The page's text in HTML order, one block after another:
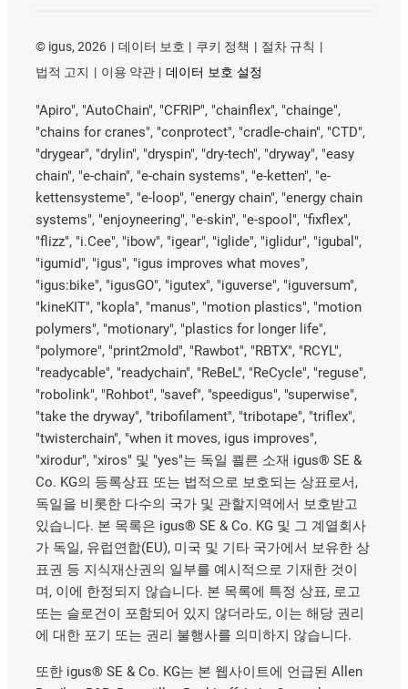
© igus, 2026 데이터 보호 쿠키 정책
절차 규칙
법적 고지
이용 약관 데이터 보호 설정
"Apiro", "AutoChain", "CFRIP", "chainflex", "chainge",
"chains for cranes", "conprotect", "cradle-chain", "CTD",
"drygear", "drylin", "dryspin", "dry-tech", "dryway", "easy
chain", "e-chain", "e-chain systems", "e-ketten", "e-
kettensysteme", "e-loop", "energy chain", "energy chain
systems", "enjoyneering", "e-skin", "e-spool", "fixflex",
"flizz", "i.Cee", "ibow", "igear", "iglide", "iglidur", "igubal",
"igumid", "igus", "igus improves what moves",
"igus:bike", "igusGO", "igutex", "iguverse", "iguversum",
"kineKIT", "kopla", "manus", "motion plastics", "motion
polymers", "motionary", "plastics for longer life",
"polymore", "print2mold", "Rawbot", "RBTX", "RCYL",
"readycable", "readychain", "ReBeL", "ReCycle", "reguse",
"robolink", "Rohbot", "savef", "speedigus", "superwise",
"take the dryway", "tribofilament", "tribotape", "triflex",
"twisterchain", "when it moves, igus improves",
"xirodur", "xiros" 및 "yes"는 독일 쾰른 소재 igus® SE &
Co. KG의 등록상표 또는 법적으로 보호되는 상표로서,
독일을 비롯한 다수의 국가 및 관할지역에서 보호받고
있습니다. 본 목록은 igus® SE & Co. KG 및 그 계열회사
가 독일, 유럽연합(EU), 미국 및 기타 국가에서 보유한 상
표권 등 지식재산권의 일부를 예시적으로 기재한 것이
며, 이에 한정되지 않습니다. 본 목록에 특정 상표, 로고
또는 슬로건이 포함되어 있지 않더라도, 이는 해당 권리
에 대한 포기 또는 권리 불행사를 의미하지 않습니다.
또한 igus® SE & Co. KG는 본 웹사이트에 언급된 Allen